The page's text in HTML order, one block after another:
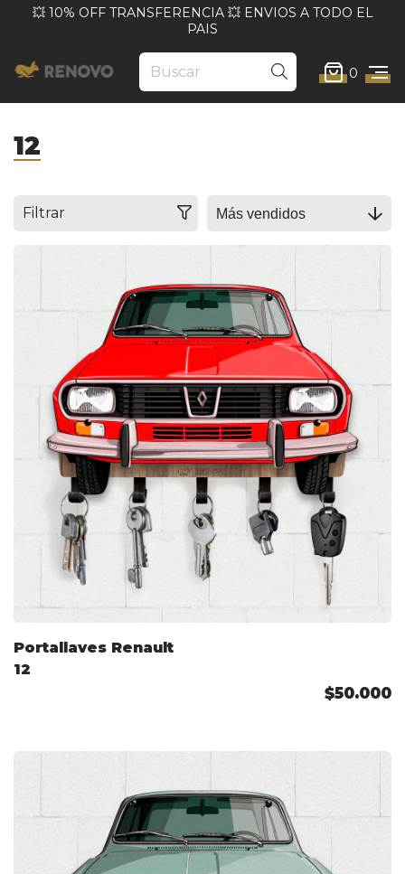
💥 10% OFF TRANSFERENCIA 💥 ENVIOS A TODO EL
PAIS
0
12
Filtrar
Portallaves Renault
12
$50.000